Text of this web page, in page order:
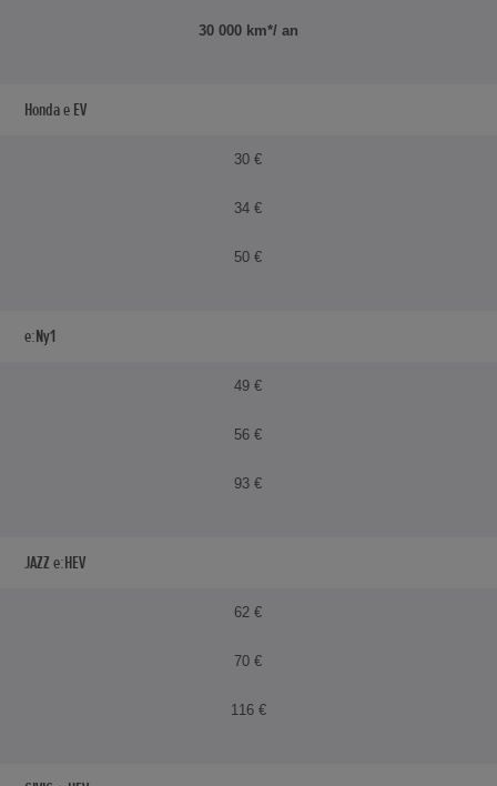
30 000 km*/ an
Honda e EV
30 €
34 €
50 €
e:Ny1
49 €
56 €
93 €
JAZZ e:HEV
62 €
70 €
116 €